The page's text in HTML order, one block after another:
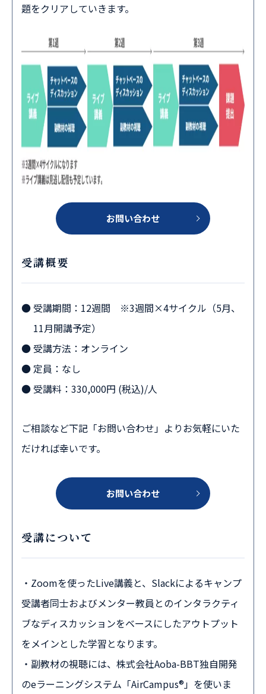
題をクリアしていきます。
お問い合わせ
受講概要
受講期間：12週間 ※3週間×4サイクル（5月、
11月開講予定）
受講方法：オンライン
定員：なし
受講料：330,000円 (税込)/人
ご相談など下記「お問い合わせ」よりお気軽にいた
だければ幸いです。
お問い合わせ
受講について
・Zoomを使ったLive講義と、Slackによるキャンプ
受講者同士およびメンター教員とのインタラクティ
ブなディスカッションをベースにしたアウトプット
をメインとした学習となります。
・副教材の視聴には、株式会社Aoba-BBT独自開発
のeラーニングシステム「AirCampus®」を使いま